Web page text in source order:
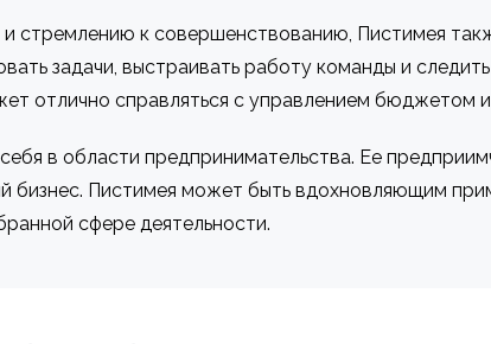
и стремлению к совершенствованию, Пистимея
задачи, выстраивать работу команды и
отлично справляться с управлением бюджетом
в области предпринимательства. Ее
бизнес. Пистимея может быть вдохновляющим
сфере деятельности.